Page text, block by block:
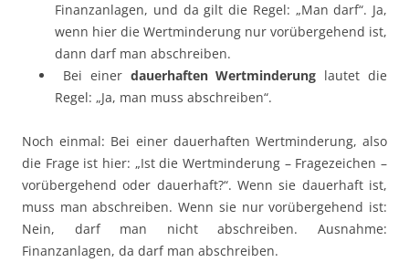
Finanzanlagen, und da gilt die Regel: „Man darf“. Ja,
wenn hier die Wertminderung nur vorübergehend ist,
dann darf man abschreiben.
Bei einer dauerhaften Wertminderung lautet die
Regel: „Ja, man muss abschreiben“.
Noch einmal: Bei einer dauerhaften Wertminderung, also
die Frage ist hier: „Ist die Wertminderung – Fragezeichen –
vorübergehend oder dauerhaft?“. Wenn sie dauerhaft ist,
muss man abschreiben. Wenn sie nur vorübergehend ist:
Nein, darf man nicht abschreiben. Ausnahme:
Finanzanlagen, da darf man abschreiben.